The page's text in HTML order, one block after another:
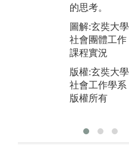
的思考。
圖解:玄奘大學
社會團體工作
課程實況
版權:玄奘大學
社會工作學系
版權所有